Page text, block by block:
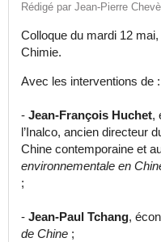
Rédigé par Jean-Pierre
Colloque du mardi 12
Chimie.
Avec les interventions de :
- Jean-François Huchet,
l’Inalco, ancien directeur
Chine contemporaine et
environnementale en
;
- Jean-Paul Tchang,
de Chine ;